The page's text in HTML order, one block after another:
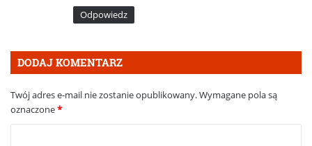
Odpowiedz
DODAJ KOMENTARZ
Twój adres e-mail nie zostanie opublikowany.Wymagane pola są
oznaczone*